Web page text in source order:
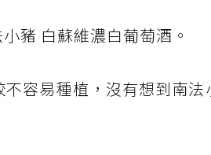
豬 白蘇維濃白葡萄酒。
容易種植，沒有想到南法